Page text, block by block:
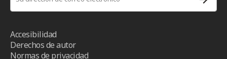
Accesibilidad
Derechos de autor
Normas de privacidad